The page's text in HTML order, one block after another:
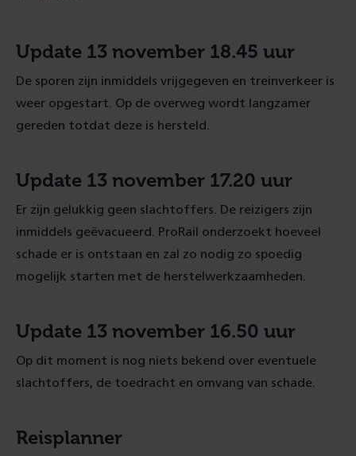
Update 13 november 18.45 uur
De sporen zijn inmiddels vrijgegeven en treinverkeer is
weer opgestart. Op de overweg wordt langzamer
gereden totdat deze is hersteld.
Update 13 november 17.20 uur
Er zijn gelukkig geen slachtoffers. De reizigers zijn
inmiddels geëvacueerd. ProRail onderzoekt hoeveel
schade er is ontstaan en zal zo nodig zo spoedig
mogelijk starten met de herstelwerkzaamheden.
Update 13 november 16.50 uur
Op dit moment is nog niets bekend over eventuele
slachtoffers, de toedracht en omvang van schade.
Reisplanner